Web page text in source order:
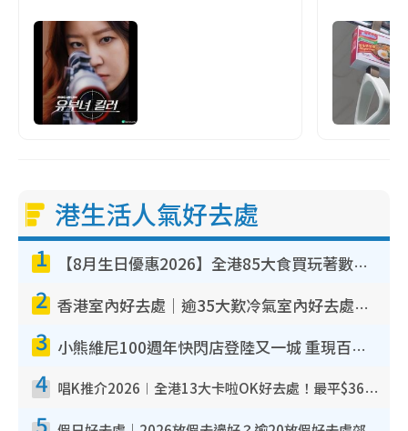
港生活人氣好去處
1 【8月生日優惠2026】全港85大食買玩著數攻略 自助餐/火鍋放題同行免費＋誠品/DONKI送現金券
2 香港室內好去處｜逾35大歎冷氣室內好去處推介 室內活動免費避雨無懼落雨
3 小熊維尼100週年快閃店登陸又一城 重現百畝森林經典場景／獨家限定盲盒登場／專屬DIY香水
4 唱K推介2026︱全港13大卡啦OK好去處！最平$36起 日文K都有！(附地址+收費詳情)
5